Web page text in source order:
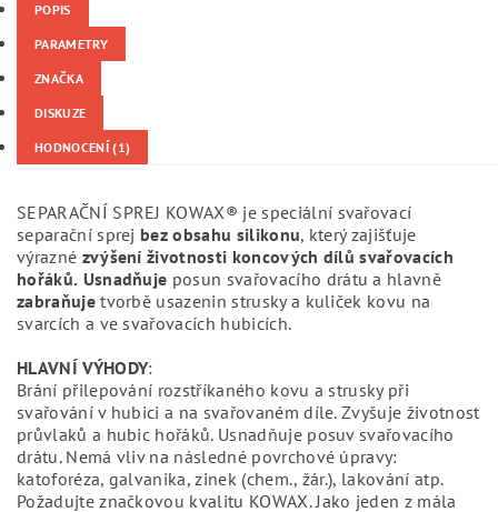
POPIS
PARAMETRY
ZNAČKA
DISKUZE
HODNOCENÍ (1)
SEPARAČNÍ SPREJ KOWAX® je speciální svařovací
separační sprej bez obsahu silikonu, který zajišťuje
výrazné zvýšení životnosti koncových dílů svařovacích
hořáků. Usnadňuje posun svařovacího drátu a hlavně
zabraňujetvorbě usazenin strusky a kuliček kovu na
svarcích a ve svařovacích hubicích.
HLAVNÍ VÝHODY:
Brání přilepování rozstříkaného kovu a strusky při
svařování v hubici a na svařovaném díle. Zvyšuje životnost
průvlaků a hubic hořáků. Usnadňuje posuv svařovacího
drátu. Nemá vliv na následné povrchové úpravy:
katoforéza, galvanika, zinek (chem., žár.), lakování atp.
Požadujte značkovou kvalitu KOWAX. Jako jeden z mála